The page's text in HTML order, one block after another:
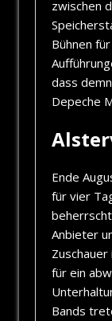
zwischen
Bühnen
dass
Depeche
Ende
für vier
Anbieter
für ein
Bands